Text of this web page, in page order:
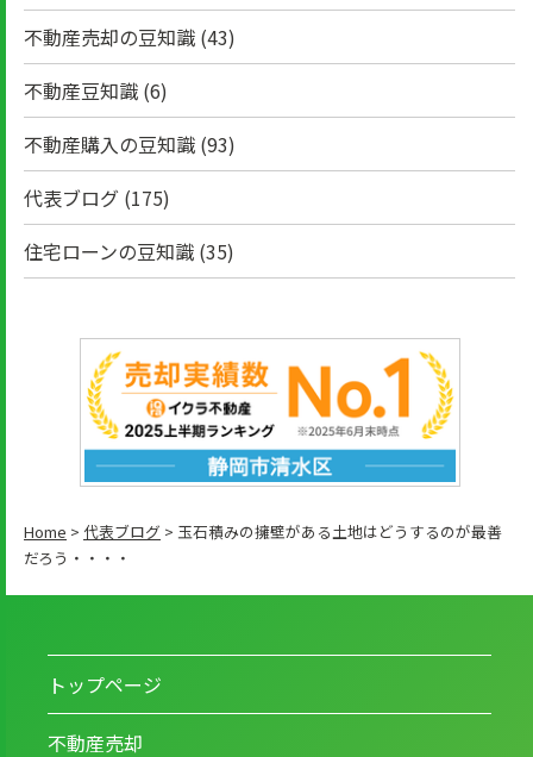
不動産売却の豆知識 (43)
不動産豆知識 (6)
不動産購入の豆知識 (93)
代表ブログ (175)
住宅ローンの豆知識 (35)
Home > 代表ブログ > 玉石積みの擁壁がある土地はどうするのが最善
だろう・・・・
トップページ
不動産売却